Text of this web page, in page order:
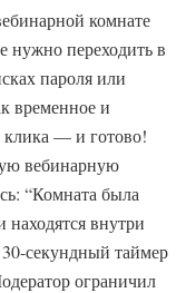
комнате
нужно переходить в
пароля или
временное и
клика — и готово!
вебинарную
“Комната была
находятся внутри
секундный таймер
ограничил